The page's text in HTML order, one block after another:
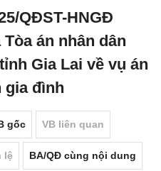
QĐST-HNGĐ
Tòa án nhân dân
Gia Lai về vụ án
gia đình
gốc VB liên quan
lệ BA/QĐ cùng nội dung